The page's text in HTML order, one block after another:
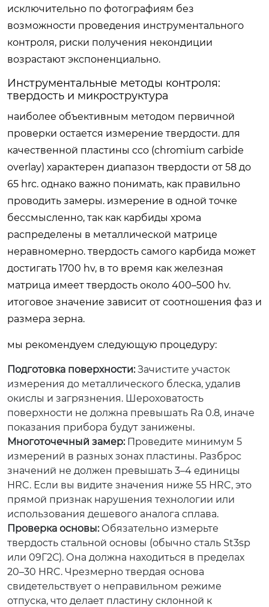
исключительно по фотографиям без
возможности проведения инструментального
контроля, риски получения некондиции
возрастают экспоненциально.
Инструментальные методы контроля:
твердость и микроструктура
наиболее объективным методом первичной
проверки остается измерение твердости. для
качественной пластины cco (chromium carbide
overlay) характерен диапазон твердости от 58 до
65 hrc. однако важно понимать, как правильно
проводить замеры. измерение в одной точке
бессмысленно, так как карбиды хрома
распределены в металлической матрице
неравномерно. твердость самого карбида может
достигать 1700 hv, в то время как железная
матрица имеет твердость около 400–500 hv.
итоговое значение зависит от соотношения фаз и
размера зерна.
мы рекомендуем следующую процедуру:
Подготовка поверхности:Зачистите участок
измерения до металлического блеска, удалив
окислы и загрязнения. Шероховатость
поверхности не должна превышать Ra 0.8, иначе
показания прибора будут занижены.
Многоточечный замер:Проведите минимум 5
измерений в разных зонах пластины. Разброс
значений не должен превышать 3–4 единицы
HRC. Если вы видите значения ниже 55 HRC, это
прямой признак нарушения технологии или
использования дешевого аналога сплава.
Проверка основы:Обязательно измерьте
твердость стальной основы (обычно сталь St3sp
или 09Г2С). Она должна находиться в пределах
20–30 HRC. Чрезмерно твердая основа
свидетельствует о неправильном режиме
отпуска, что делает пластину склонной к